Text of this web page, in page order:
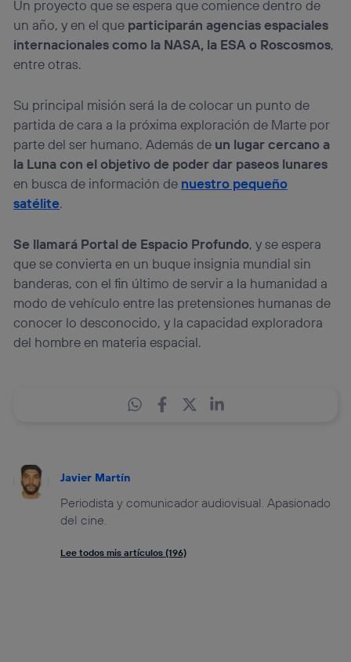
Un proyecto que se espera que comience dentro de
un año, y en el que participarán agencias espaciales
internacionales como la NASA, la ESA o Roscosmos,
entre otras.
Su principal misión será la de colocar un punto de
partida de cara a la próxima exploración de Marte por
parte del ser humano. Además de un lugar cercano a
la Luna con el objetivo de poder dar paseos lunares
en busca de información de nuestro pequeño
satélite.
Se llamará Portal de Espacio Profundo, y se espera
que se convierta en un buque insignia mundial sin
banderas, con el fin último de servir a la humanidad a
modo de vehículo entre las pretensiones humanas de
conocer lo desconocido, y la capacidad exploradora
del hombre en materia espacial.
Javier Martín
Periodista y comunicador audiovisual. Apasionado
del cine.
Lee todos mis artículos (196)